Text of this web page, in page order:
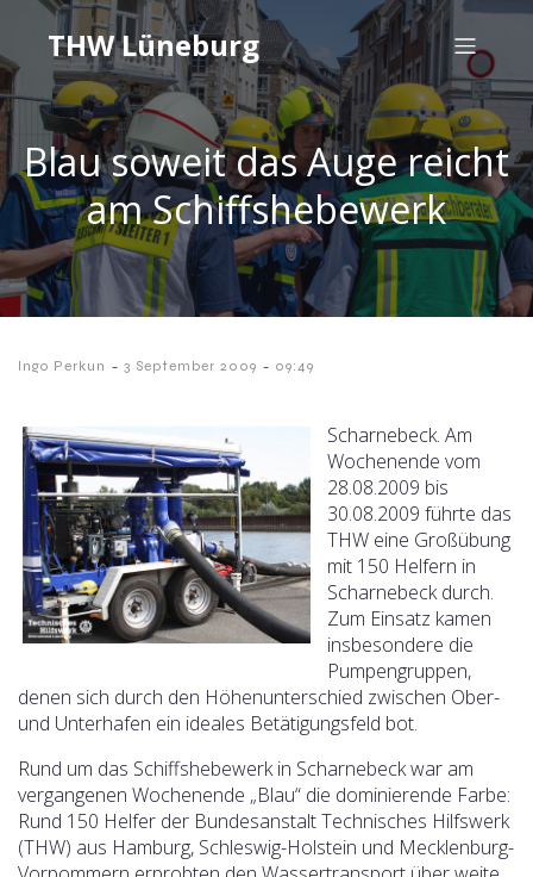
THW Lüneburg
Blau soweit das Auge reicht
am Schiffshebewerk
Ingo Perkun - 3 September 2009 - 09:49
Scharnebeck. Am
Wochenende vom
28.08.2009 bis
30.08.2009 führte das
THW eine Großübung
mit 150 Helfern in
Scharnebeck durch.
Zum Einsatz kamen
insbesondere die
Pumpengruppen,
denen sich durch den Höhenunterschied zwischen Ober-
und Unterhafen ein ideales Betätigungsfeld bot.
Rund um das Schiffshebewerk in Scharnebeck war am
vergangenen Wochenende „Blau“ die dominierende Farbe:
Rund 150 Helfer der Bundesanstalt Technisches Hilfswerk
(THW) aus Hamburg, Schleswig-Holstein und Mecklenburg-